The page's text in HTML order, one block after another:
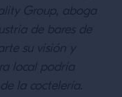
Group, aboga
de bares de
su visión y
local podría
la coctelería.